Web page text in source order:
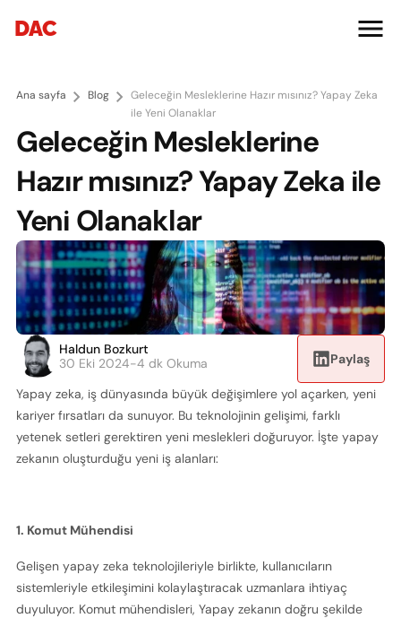
Ana sayfa Blog
Geleceğin Mesleklerine Hazır mısınız? Yapay Zeka
ile Yeni Olanaklar
Geleceğin Mesleklerine
Hazır mısınız? Yapay Zeka ile
Yeni Olanaklar
Paylaş
Haldun Bozkurt
30 Eki 2024-4 dk Okuma
Yapay zeka, iş dünyasında büyük değişimlere yol açarken, yeni
kariyer fırsatları da sunuyor. Bu teknolojinin gelişimi, farklı
yetenek setleri gerektiren yeni meslekleri doğuruyor. İşte yapay
zekanın oluşturduğu yeni iş alanları:
1. Komut Mühendisi
Gelişen yapay zeka teknolojileriyle birlikte, kullanıcıların
sistemleriyle etkileşimini kolaylaştıracak uzmanlara ihtiyaç
duyuluyor. Komut mühendisleri, Yapay zekanın doğru şekilde
DAC